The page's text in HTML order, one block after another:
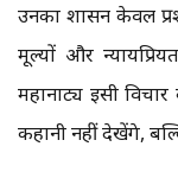
उनका शासन केवल
मूल्यों और
महानाट्य इसी
कहानी नहीं देखेंगे,